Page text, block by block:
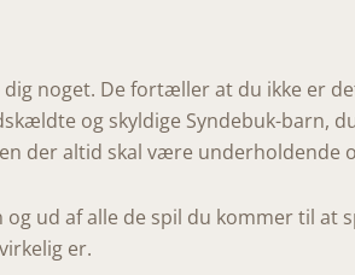
noget. De fortæller at du ikke er
og skyldige Syndebuk-barn,
der altid skal være underholdende
ud af alle de spil du kommer til at
er.